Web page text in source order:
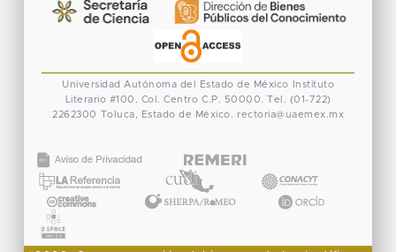
Universidad Autónoma del Estado de México
Instituto
Literario #100. Col. Centro C.P. 50000. Tel. (01-722)
2262300 Toluca, Estado de México. rectoria@uaemex.mx